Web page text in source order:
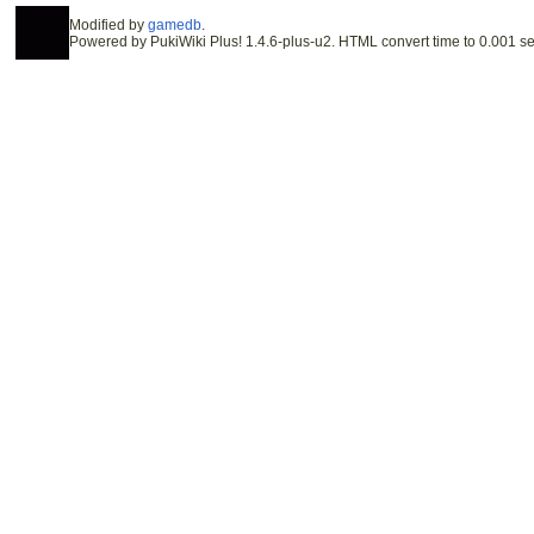
Modified bygamedb.
Powered by PukiWiki Plus! 1.4.6-plus-u2. HTML convert time to 0.001